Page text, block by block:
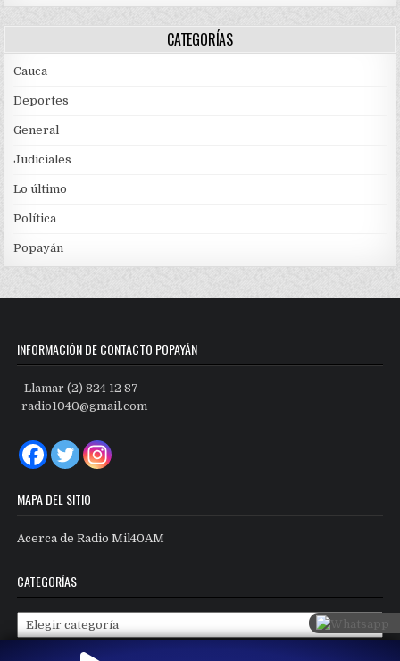
CATEGORÍAS
Cauca
Deportes
General
Judiciales
Lo último
Política
Popayán
INFORMACIÓN DE CONTACTO POPAYÁN
Llamar (2) 824 12 87
radio1040@gmail.com
MAPA DEL SITIO
Acerca de Radio Mil40AM
CATEGORÍAS
Categorías